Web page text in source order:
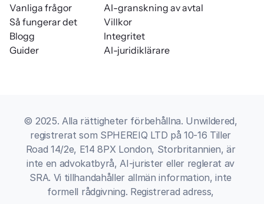
Vanliga frågor
Så fungerar det
Blogg
Guider
Villkor
AI-granskning av avtal
AI-juridiklärare
Integritet
© 2025. Alla rättigheter förbehållna. Unwildered,
registrerat som SPHEREIQ LTD på 10-16 Tiller
Road 14/2e, E14 8PX London, Storbritannien, är
inte en advokatbyrå, AI-jurister eller reglerat av
SRA. Vi tillhandahåller allmän information, inte
formell rådgivning. Registrerad adress,